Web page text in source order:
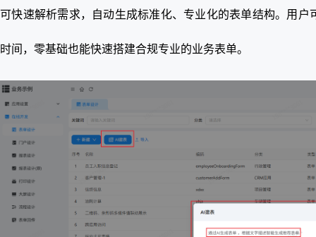
可快速解析需求，自动生成标准化、专业化的表单结构。用
时间，零基础也能快速搭建合规专业的业务表单。